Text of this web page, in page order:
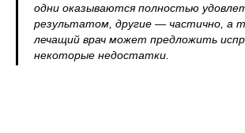
одни оказываются полностью
результатом, другие — частично, а
лечащий врач может предложить
некоторые недостатки.